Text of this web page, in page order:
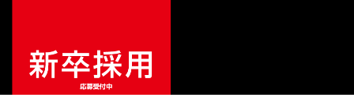
販売価格 ¥36,960（税込）
¥35,112（税込）